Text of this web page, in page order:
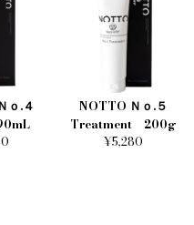
ｏ.４
NOTTO Ｎｏ.５
Treatment 200g
¥5,280